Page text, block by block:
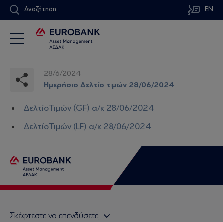
Αναζήτηση EN
28/6/2024
Ημερήσιο Δελτίο τιμών 28/06/2024
ΔελτίοΤιμών (GF) α/κ 28/06/2024
ΔελτίοΤιμών (LF) α/κ 28/06/2024
Σκέφτεστε να επενδύσετε;